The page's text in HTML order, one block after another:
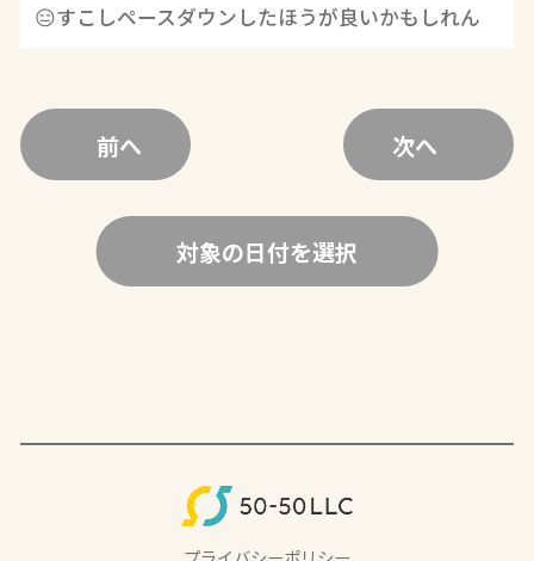
😑すこしペースダウンしたほうが良いかもしれん
前へ 次へ
対象の日付を選択